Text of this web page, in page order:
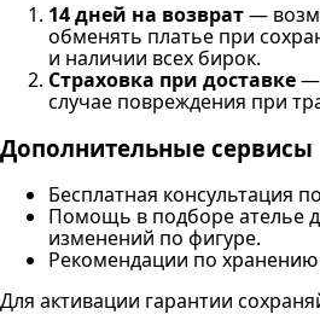
14 дней на возврат—
обменять платье при
и наличии всех бирок.
Страховка при доставке—
случае повреждения при
Дополнительные сервисы
Бесплатная консультация
Помощь в подборе ателье
изменений по фигуре.
Рекомендации по хранению
Для активации гарантии